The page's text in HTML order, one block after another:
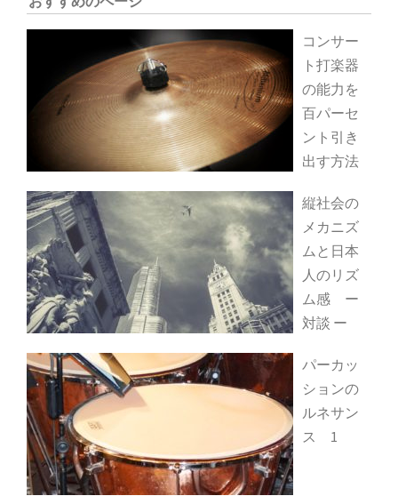
コンサー
ト打楽器
の能力を
百パーセ
ント引き
出す方法
縦社会の
メカニズ
ムと日本
人のリズ
ム感 ー
対談 ー
パーカッ
ションの
ルネサン
ス 1